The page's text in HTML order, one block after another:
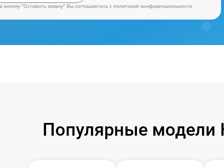
кнопку "Оставить заявку" Вы соглашаетесь c политикой конфиденциальности
Популярные